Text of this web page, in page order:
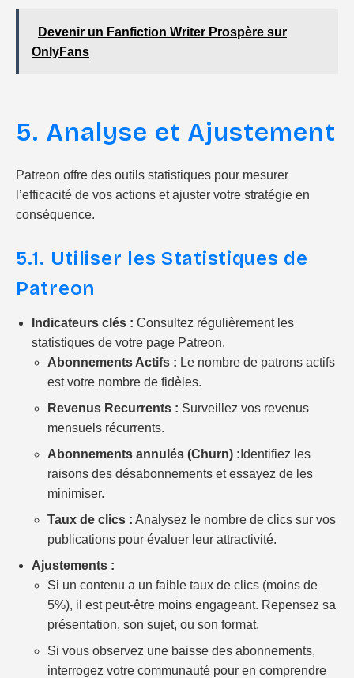
Devenir un Fanfiction Writer Prospère sur
OnlyFans
5. Analyse et Ajustement
Patreon offre des outils statistiques pour mesurer
l’efficacité de vos actions et ajuster votre stratégie en
conséquence.
5.1. Utiliser les Statistiques de
Patreon
Indicateurs clés : Consultez régulièrement les
statistiques de votre page Patreon.
Abonnements Actifs : Le nombre de patrons actifs
est votre nombre de fidèles.
Revenus Recurrents : Surveillez vos revenus
mensuels récurrents.
Abonnements annulés (Churn) : Identifiez les
raisons des désabonnements et essayez de les
minimiser.
Taux de clics : Analysez le nombre de clics sur vos
publications pour évaluer leur attractivité.
Ajustements :
Si un contenu a un faible taux de clics (moins de
5%), il est peut-être moins engageant. Repensez sa
présentation, son sujet, ou son format.
Si vous observez une baisse des abonnements,
interrogez votre communauté pour en comprendre